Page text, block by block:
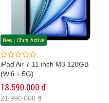
New | Chưa Active
iPad Air 7 11 inch M3 128GB
(Wifi + 5G)
18.590.000 đ
21.990.000 đ